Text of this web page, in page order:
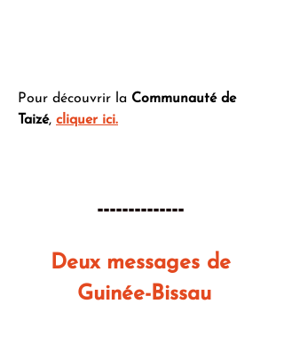
Pour découvrir la Communauté de
Taizé, cliquer ici.
--------------
Deux messages de
Guinée-Bissau